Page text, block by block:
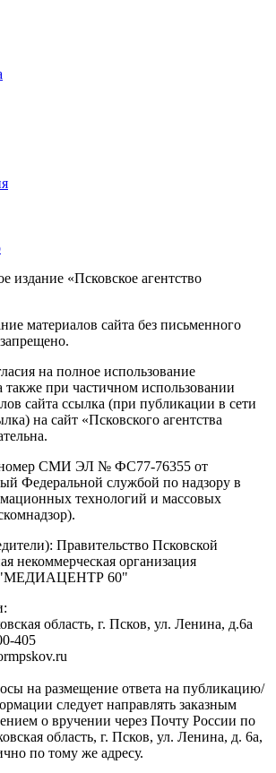
издание «Псковское агентство
материалов сайта без письменного
на полное использование
также при частичном использовании
сайта ссылка (при публикации в сети
на сайт «Псковского агентства
номер СМИ ЭЛ № ФС77-76355 от
Федеральной службой по надзору в
технологий и массовых
Правительство Псковской
некоммерческая организация
"МЕДИАЦЕНТР 60"
область, г. Псков, ул. Ленина, д.6а
405
на размещение ответа на публикацию/
следует направлять заказным
о вручении через Почту России по
область, г. Псков, ул. Ленина, д. 6а,
по тому же адресу.